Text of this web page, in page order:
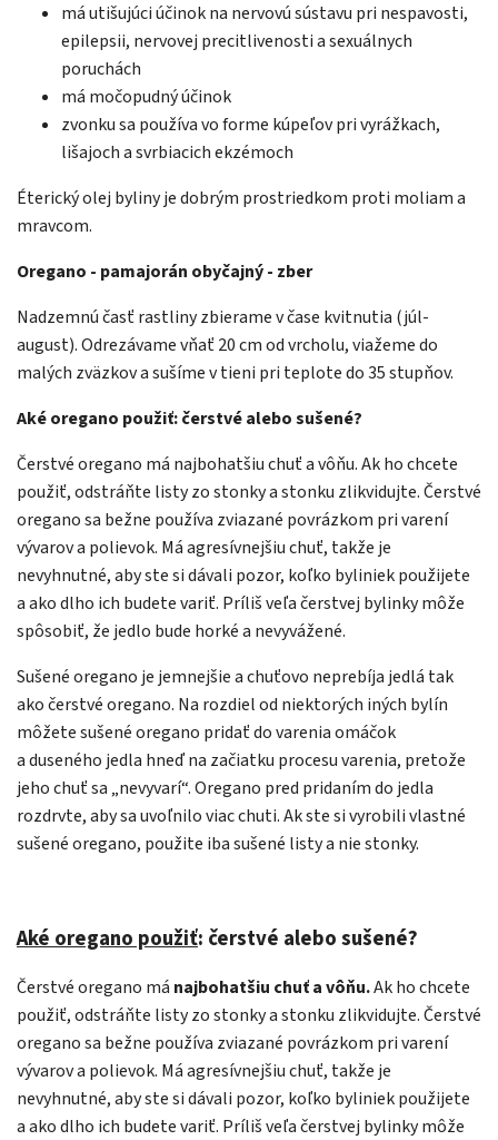
má utišujúci účinok na nervovú sústavu pri nespavosti,
epilepsii, nervovej precitlivenosti a sexuálnych
poruchách
má močopudný účinok
zvonku sa používa vo forme kúpeľov pri vyrážkach,
lišajoch a svrbiacich ekzémoch
Éterický olej byliny je dobrým prostriedkom proti moliam a
mravcom.
Oregano - pamajorán obyčajný - zber
Nadzemnú časť rastliny zbierame v čase kvitnutia (júl-
august). Odrezávame vňať 20 cm od vrcholu, viažeme do
malých zväzkov a sušíme v tieni pri teplote do 35 stupňov.
Aké oregano použiť: čerstvé alebo sušené?
Čerstvé oregano má najbohatšiu chuť a vôňu. Ak ho chcete
použiť, odstráňte listy zo stonky a stonku zlikvidujte. Čerstvé
oregano sa bežne používa zviazané povrázkom pri varení
vývarov a polievok. Má agresívnejšiu chuť, takže je
nevyhnutné, aby ste si dávali pozor, koľko byliniek použijete
a ako dlho ich budete variť. Príliš veľa čerstvej bylinky môže
spôsobiť, že jedlo bude horké a nevyvážené.
Sušené oregano je jemnejšie a chuťovo neprebíja jedlá tak
ako čerstvé oregano. Na rozdiel od niektorých iných bylín
môžete sušené oregano pridať do varenia omáčok
a duseného jedla hneď na začiatku procesu varenia, pretože
jeho chuť sa „nevyvarí“. Oregano pred pridaním do jedla
rozdrvte, aby sa uvoľnilo viac chuti. Ak ste si vyrobili vlastné
sušené oregano, použite iba sušené listy a nie stonky.
Aké oregano použiť: čerstvé alebo sušené?
Čerstvé oregano má najbohatšiu chuť a vôňu.Ak ho chcete
použiť, odstráňte listy zo stonky a stonku zlikvidujte. Čerstvé
oregano sa bežne používa zviazané povrázkom pri varení
vývarov a polievok. Má agresívnejšiu chuť, takže je
nevyhnutné, aby ste si dávali pozor, koľko byliniek použijete
a ako dlho ich budete variť. Príliš veľa čerstvej bylinky môže